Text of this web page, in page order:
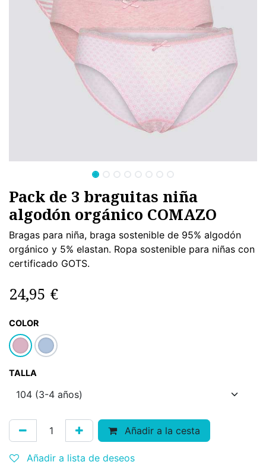
Pack de 3 braguitas niña
algodón orgánico COMAZO
Bragas para niña, braga sostenible de 95% algodón
orgánico y 5% elastan. Ropa sostenible para niñas con
certificado GOTS.
24,95 €
COLOR
TALLA
Añadir a la cesta
Añadir a lista de deseos